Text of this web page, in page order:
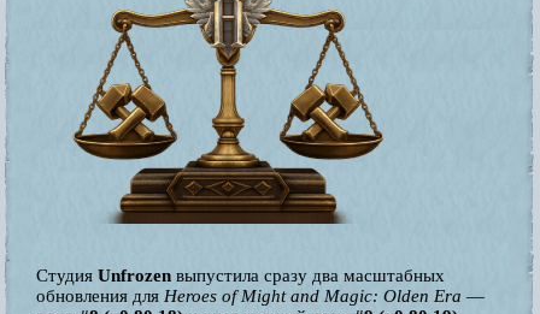
Студия Unfrozen выпустила сразу два масштабных
обновления для Heroes of Might and Magic: Olden Era —